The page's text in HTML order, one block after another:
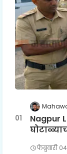
Nagpur
फेब्रुवारी